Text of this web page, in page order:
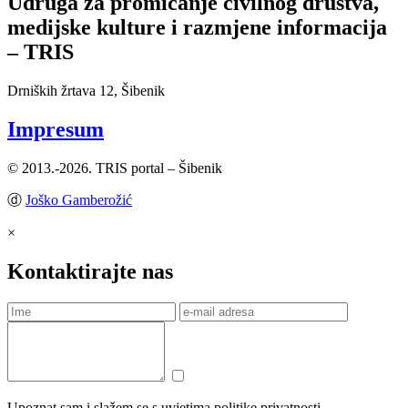
medijske kulture i razmjene informacija
– TRIS
Drniških žrtava 12, Šibenik
Impresum
© 2013.-2026. TRIS portal – Šibenik
ⓓ Joško Gamberožić
×
Kontaktirajte nas